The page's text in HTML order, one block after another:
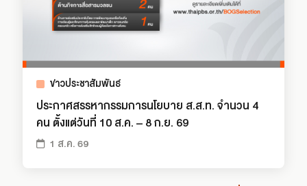
ข่าวประชาสัมพันธ์
ประกาศสรรหากรรมการนโยบาย ส.ส.ท. จำนวน 4
คน ตั้งแต่วันที่ 10 ส.ค. – 8 ก.ย. 69
1 ส.ค. 69